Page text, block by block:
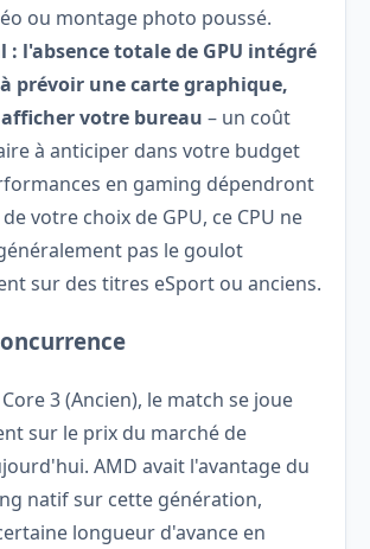
ou montage photo poussé.
: l'absence totale de GPU intégré
prévoir une carte graphique,
votre bureau – un coût
à anticiper dans votre budget
en gaming dépendront
votre choix de GPU, ce CPU ne
pas le goulot
sur des titres eSport ou anciens.
3 (Ancien), le match se joue
sur le prix du marché de
AMD avait l'avantage du
natif sur cette génération,
longueur d'avance en